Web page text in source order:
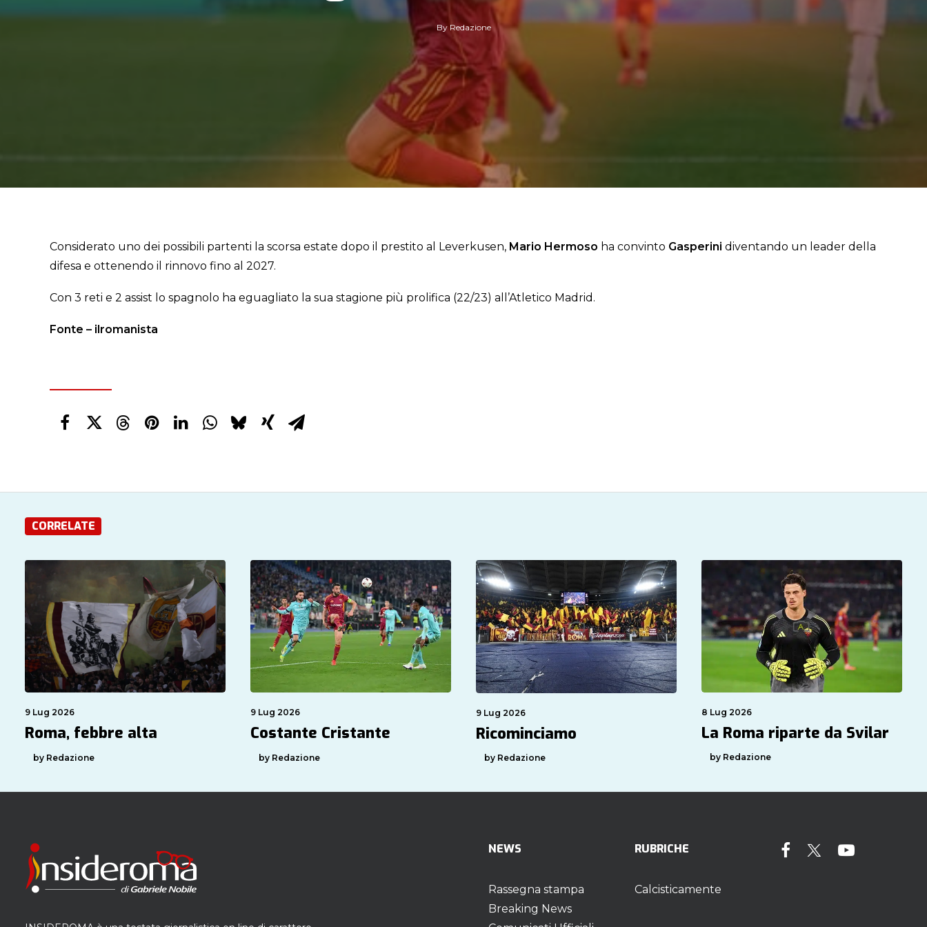
By Redazione
Considerato uno dei possibili partenti la scorsa estate dopo il prestito al Leverkusen, Mario Hermoso ha convinto Gasperini diventando un leader della
difesa e ottenendo il rinnovo fino al 2027.
Con 3 reti e 2 assist lo spagnolo ha eguagliato la sua stagione più prolifica (22/23) all’Atletico Madrid.
Fonte – ilromanista
CORRELATE
9 Lug 2026
Roma, febbre alta
by Redazione
9 Lug 2026
Costante Cristante
by Redazione
9 Lug 2026
Ricominciamo
by Redazione
8 Lug 2026
La Roma riparte da Svilar
by Redazione
NEWS
Rassegna stampa
Breaking News
RUBRICHE
Calcisticamente